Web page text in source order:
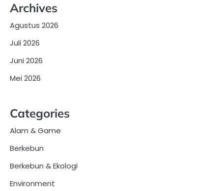
Archives
Agustus 2026
Juli 2026
Juni 2026
Mei 2026
Categories
Alam & Game
Berkebun
Berkebun & Ekologi
Environment